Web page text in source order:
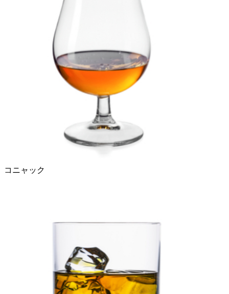
コニャック